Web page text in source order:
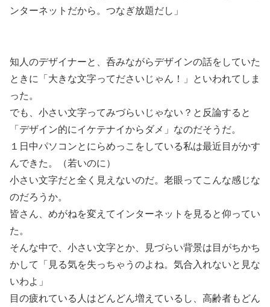
ンターネットだから。つなぎ放題だし」
知人のデザイナーと、呑みながらデザインの話をしていた
ときに「大きな文字ってださいじゃん！」といわれてしま
った。
でも、小さい文字ってみづらいじゃない？と反論すると
「デザイン的にイケテナイからダメ」なのだそうだ。
１日中パソコンとにらめっこをしている私は最近目がかす
んできた。（若いのに）
小さい文字だと全く見えないのだ。老眼ってこんな感じな
のだろうか。
皆さん、めがねを変えてインターネットを見ると仰ってい
た。
そんな中で、小さい文字とか、見づらい背景は目がちかち
かして「見る気を失っちゃうのよね。気合入れないと見な
いわよ」
目の疲れている人はどんどん増えているし、高齢者もどん